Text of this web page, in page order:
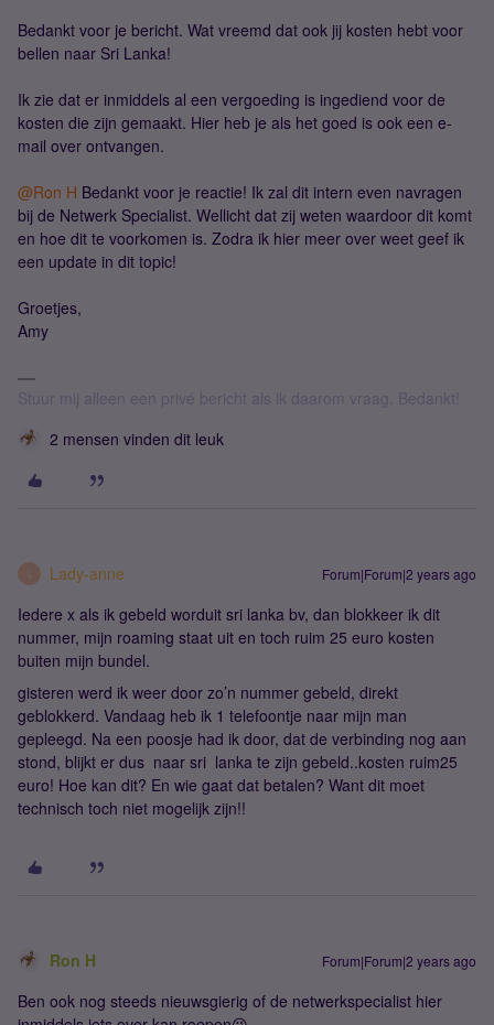
Bedankt voor je bericht. Wat vreemd dat ook jij kosten hebt voor
bellen naar Sri Lanka!
Ik zie dat er inmiddels al een vergoeding is ingediend voor de
kosten die zijn gemaakt. Hier heb je als het goed is ook een e-
mail over ontvangen.
@Ron H Bedankt voor je reactie! Ik zal dit intern even navragen
bij de Netwerk Specialist. Wellicht dat zij weten waardoor dit komt
en hoe dit te voorkomen is. Zodra ik hier meer over weet geef ik
een update in dit topic!
Groetjes,
Amy
Stuur mij alleen een privé bericht als ik daarom vraag. Bedankt!
2 mensen vinden dit leuk
Lady-anne Forum|Forum|2 years ago
Iedere x als ik gebeld worduit sri lanka bv, dan blokkeer ik dit
nummer, mijn roaming staat uit en toch ruim 25 euro kosten
buiten mijn bundel.
gisteren werd ik weer door zo’n nummer gebeld, direkt
geblokkerd. Vandaag heb ik 1 telefoontje naar mijn man
gepleegd. Na een poosje had ik door, dat de verbinding nog aan
stond, blijkt er dus naar sri lanka te zijn gebeld..kosten ruim25
euro! Hoe kan dit? En wie gaat dat betalen? Want dit moet
technisch toch niet mogelijk zijn!!
Ron H Forum|Forum|2 years ago
Ben ook nog steeds nieuwsgierig of de netwerkspecialist hier